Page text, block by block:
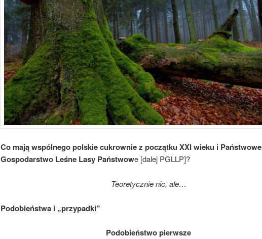
Co mają wspólnego polskie cukrownie z początku XXI wieku i Państwowe
Gospodarstwo Leśne Lasy Państwowe [dalej PGLLP]?
Teoretycznie nic, ale…
Podobieństwa i „przypadki”
Podobieństwo pierwsze